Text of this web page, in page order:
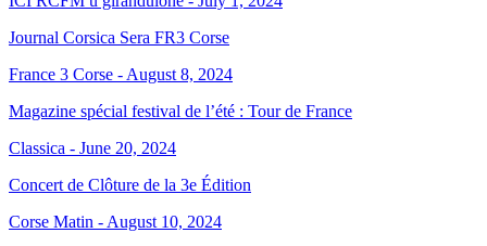
Journal Corsica Sera FR3 Corse
France 3 Corse - August 8, 2024
Magazine spécial festival de l’été : Tour de France
Classica - June 20, 2024
Concert de Clôture de la 3e Édition
Corse Matin - August 10, 2024